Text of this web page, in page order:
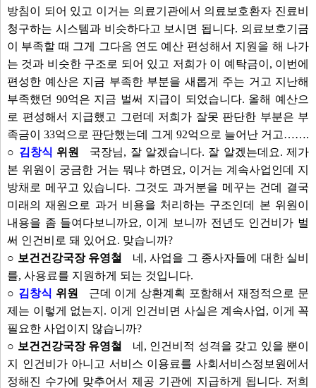
방침이 되어 있고 이거는 의료기관에서 의료보호환자 진료비
청구하는 시스템과 비슷하다고 보시면 됩니다. 의료보호기금
이 부족할 때 그게 그다음 연도 예산 편성해서 지원을 해 나가
는 것과 비슷한 구조로 되어 있고 저희가 이 예탁금이, 이번에
편성한 예산은 지금 부족한 부분을 새롭게 주는 거고 지난해
부족했던 90억은 지금 벌써 지급이 되었습니다. 올해 예산으
로 편성해서 지급했고 그런데 저희가 잘못 판단한 부분은 부
족금이 33억으로 판단했는데 그게 92억으로 늘어난 거고…….
○ 김창식 위원
국장님, 잘 알겠습니다. 잘 알겠는데요. 제가
본 위원이 궁금한 거는 뭐냐 하면요, 이거는 계속사업인데 지
방채로 메꾸고 있습니다. 그것도 과거분을 메꾸는 건데 결국
미래의 재원으로 과거 비용을 처리하는 구조인데 본 위원이
내용을 좀 들여다보니까요, 이게 보니까 전년도 인건비가 벌
써 인건비로 돼 있어요. 맞습니까?
○ 보건건강국장 유영철
네, 사업을 그 종사자들에 대한 실비
를, 사용료를 지원하게 되는 것입니다.
○ 김창식 위원
근데 이게 상환계획 포함해서 재정적으로 문
제는 이렇게 없는지. 이게 인건비면 사실은 계속사업, 이게 꼭
필요한 사업이지 않습니까?
○ 보건건강국장 유영철
네, 인건비적 성격을 갖고 있을 뿐이
지 인건비가 아니고 서비스 이용료를 사회서비스정보원에서
정해진 수가에 맞추어서 제공 기관에 지급하게 됩니다. 저희